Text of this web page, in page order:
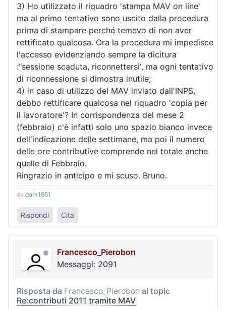
3) Ho utilizzato il riquadro 'stampa MAV on line'
ma al primo tentativo sono uscito dalla procedura
prima di stampare perché temevo di non aver
rettificato qualcosa. Ora la procedura mi impedisce
l'accesso evidenziando sempre la dicitura
:"sessione scaduta, riconnettersi', ma ogni tentativo
di riconnessione si dimostra inutile;
4) in caso di utilizzo del MAV inviato dall'INPS,
debbo rettificare qualcosa nel riquadro 'copia per
il lavoratore'? In corrispondenza del mese 2
(febbraio) c'è infatti solo uno spazio bianco invece
dell'indicazione delle settimane, ma poi il numero
delle ore contributive comprende nel totale anche
quelle di Febbraio.
Ringrazio in anticipo e mi scuso. Bruno.
da dark1951
Rispondi Cita
Francesco_Pierobon
Messaggi: 2091
Risposta da Francesco_Pierobon al topic
Re:contributi 2011 tramite MAV